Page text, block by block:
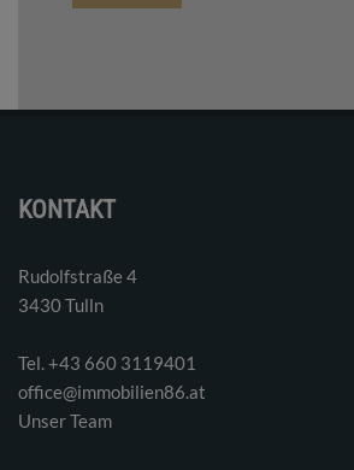
KONTAKT
Rudolfstraße 4
3430 Tulln
Tel. ‭+43 660 3119401‬
office@immobilien86.at
Unser Team